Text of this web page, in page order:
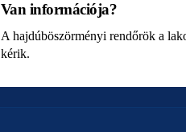
Van információja?
A hajdúböszörményi rendőrök a
kérik.